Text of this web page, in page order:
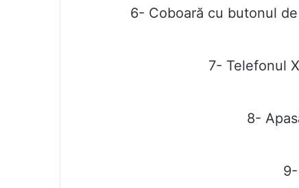
6- Coboară cu butonul
7- Telefonul
8-